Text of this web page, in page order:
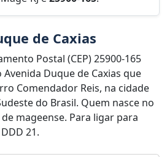
de Caxias
Postal (CEP) 25900-165
Duque de Caxias que
Comendador Reis, na cidade
do Brasil. Quem nasce no
mageense. Para ligar para
21.